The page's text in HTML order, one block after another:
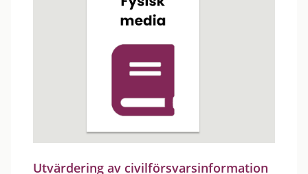
Utvärdering av civilförsvarsinformation